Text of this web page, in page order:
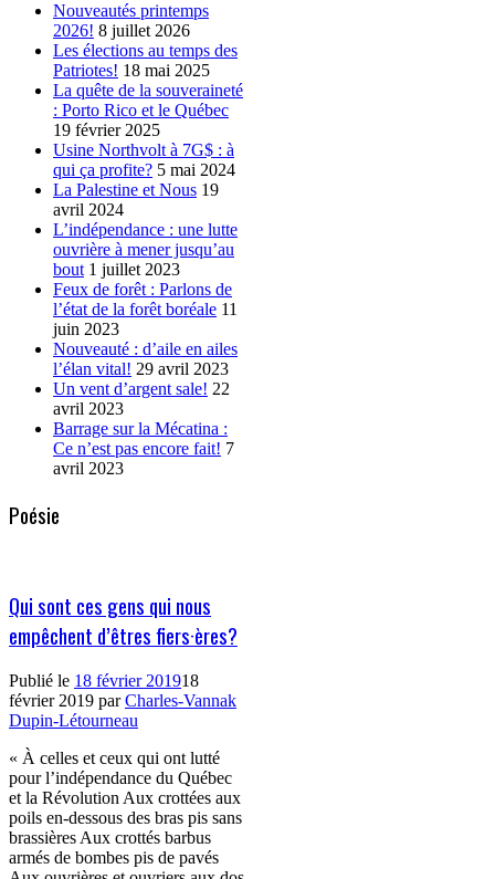
Nouveautés printemps
2026! 8 juillet 2026
Les élections au temps des
Patriotes! 18 mai 2025
La quête de la souveraineté
: Porto Rico et le Québec
19 février 2025
Usine Northvolt à 7G$ : à
qui ça profite? 5 mai 2024
La Palestine et Nous 19
avril 2024
L’indépendance : une lutte
ouvrière à mener jusqu’au
bout 1 juillet 2023
Feux de forêt : Parlons de
l’état de la forêt boréale 11
juin 2023
Nouveauté : d’aile en ailes
l’élan vital! 29 avril 2023
Un vent d’argent sale! 22
avril 2023
Barrage sur la Mécatina :
Ce n’est pas encore fait! 7
avril 2023
Poésie
Qui sont ces gens qui nous
empêchent d’êtres fiers·ères?
Publié le 18 février 201918
février 2019 parCharles-Vannak
Dupin-Létourneau
« À celles et ceux qui ont lutté
pour l’indépendance du Québec
et la Révolution Aux crottées aux
poils en-dessous des bras pis sans
brassières Aux crottés barbus
armés de bombes pis de pavés